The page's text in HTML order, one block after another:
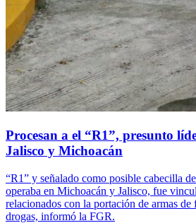
Procesan a el “R1”, presunto
Jalisco y Michoacán
“R1” y señalado como posible cabecilla
operaba en Michoacán y Jalisco, fue
relacionados con la portación de armas de
drogas, informó la FGR.